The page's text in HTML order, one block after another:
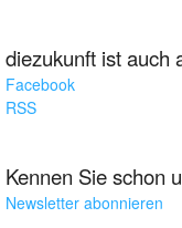
diezukunft ist auch
Facebook
RSS
Kennen Sie schon
Newsletter abonnieren